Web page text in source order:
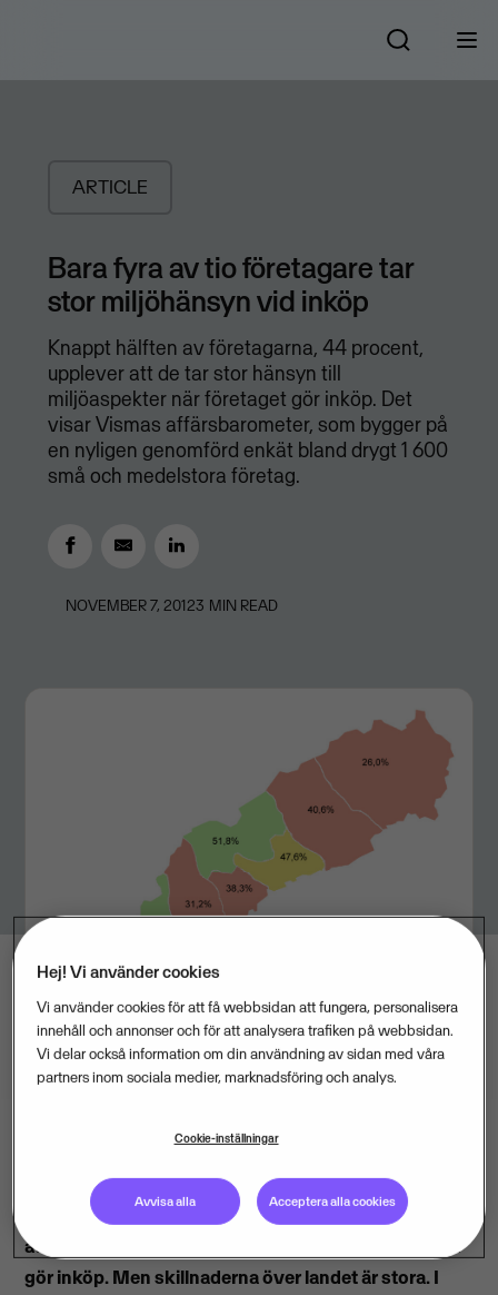
ARTICLE
Bara fyra av tio företagare tar
stor miljöhänsyn vid inköp
Knappt hälften av företagarna, 44 procent,
upplever att de tar stor hänsyn till
miljöaspekter när företaget gör inköp. Det
visar Vismas affärsbarometer, som bygger på
en nyligen genomförd enkät bland drygt 1 600
små och medelstora företag.
NOVEMBER 7, 20123 MIN READ
Vismas affärsbarometer
Knappt hälften av företagarna, 44 procent, upplever
att de tar stor hänsyn till miljöaspekter när företaget
gör inköp. Men skillnaderna över landet är stora. I
Hej! Vi använder cookies
Vi använder cookies för att få webbsidan att fungera, personalisera
innehåll och annonser och för att analysera trafiken på webbsidan.
Vi delar också information om din användning av sidan med våra
partners inom sociala medier, marknadsföring och analys.
Cookie-inställningar
Avvisa alla Acceptera alla cookies